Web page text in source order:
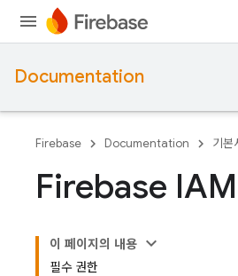
Documentation
Firebase Documentation 기본
Firebase
이 페이지의 내용
필수 권한